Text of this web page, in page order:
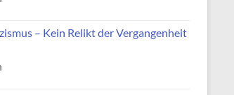
– Kein Relikt der Vergangenheit